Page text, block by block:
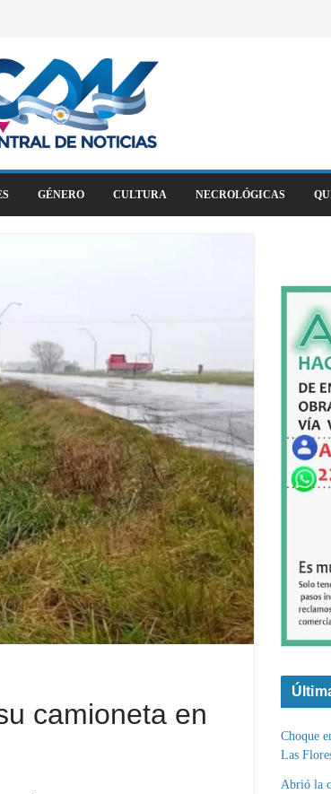
GÉNERO CULTURA NECROLÓGICAS
camioneta en
Choque
Las
Abrió la